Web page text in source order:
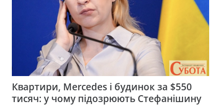
Квартири, Mercedes і будинок за $550
тисяч: у чому підозрюють Стефанішину